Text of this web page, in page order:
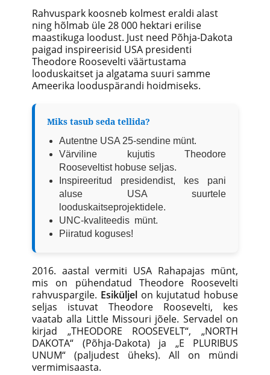
Rahvuspark koosneb kolmest eraldi alast
ning hõlmab üle 28 000 hektari erilise
maastikuga loodust. Just need Põhja-Dakota
paigad inspireerisid USA presidenti
Theodore Roosevelti väärtustama
looduskaitset ja algatama suuri samme
Ameerika looduspärandi hoidmiseks.
Miks tasub seda tellida?
Autentne USA 25-sendine münt.
Värviline kujutis Theodore
Rooseveltist hobuse seljas.
Inspireeritud presidendist, kes pani
aluse USA suurtele
looduskaitseprojektidele.
UNC-kvaliteedis münt.
Piiratud koguses!
2016. aastal vermiti USA Rahapajas münt,
mis on pühendatud Theodore Roosevelti
rahvuspargile. Esiküljelon kujutatud hobuse
seljas istuvat Theodore Roosevelti, kes
vaatab alla Little Missouri jõele. Servadel on
kirjad „THEODORE ROOSEVELT“, „NORTH
DAKOTA“ (Põhja-Dakota) ja „E PLURIBUS
UNUM“ (paljudest üheks). All on mündi
vermimisaasta.